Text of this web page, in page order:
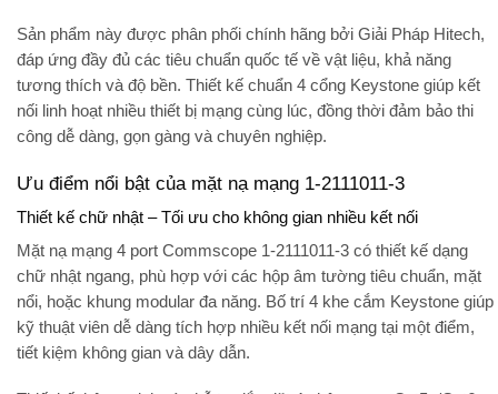
Sản phẩm này được phân phối chính hãng bởi Giải Pháp Hitech,
đáp ứng đầy đủ các tiêu chuẩn quốc tế về vật liệu, khả năng
tương thích và độ bền. Thiết kế chuẩn 4 cổng Keystone giúp kết
nối linh hoạt nhiều thiết bị mạng cùng lúc, đồng thời đảm bảo thi
công dễ dàng, gọn gàng và chuyên nghiệp.
Ưu điểm nổi bật của mặt nạ mạng 1-2111011-3
Thiết kế chữ nhật – Tối ưu cho không gian nhiều kết nối
Mặt nạ mạng 4 port Commscope 1-2111011-3 có thiết kế dạng
chữ nhật ngang, phù hợp với các hộp âm tường tiêu chuẩn, mặt
nổi, hoặc khung modular đa năng. Bố trí 4 khe cắm Keystone giúp
kỹ thuật viên dễ dàng tích hợp nhiều kết nối mạng tại một điểm,
tiết kiệm không gian và dây dẫn.